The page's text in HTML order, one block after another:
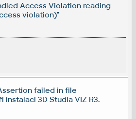
Access Violation reading
violation)"
failed in file
instalaci 3D Studia VIZ R3.